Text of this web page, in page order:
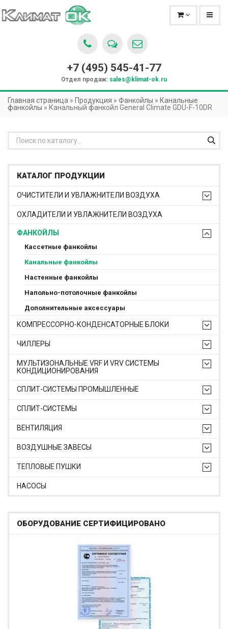
+7 (495) 545-41-77
Отдел продаж: sales@klimat-ok.ru
Главная страница » Продукция » Фанкойлы » Канальные
фанкойлы » Канальный фанкойл General Climate GDU-F-10DR
КАТАЛОГ ПРОДУКЦИИ
ОЧИСТИТЕЛИ И УВЛАЖНИТЕЛИ ВОЗДУХА
ОХЛАДИТЕЛИ И УВЛАЖНИТЕЛИ ВОЗДУХА
ФАНКОЙЛЫ
Кассетные фанкойлы
Канальные фанкойлы
Настенные фанкойлы
Напольно-потолочные фанкойлы
Дополнительные аксессуары
КОМПРЕССОРНО-КОНДЕНСАТОРНЫЕ БЛОКИ
ЧИЛЛЕРЫ
МУЛЬТИЗОНАЛЬНЫЕ VRF И VRV СИСТЕМЫ
КОНДИЦИОНИРОВАНИЯ
СПЛИТ-СИСТЕМЫ ПРОМЫШЛЕННЫЕ
СПЛИТ-СИСТЕМЫ
ВЕНТИЛЯЦИЯ
ВОЗДУШНЫЕ ЗАВЕСЫ
ТЕПЛОВЫЕ ПУШКИ
НАСОСЫ
ОБОРУДОВАНИЕ СЕРТИФИЦИРОВАНО